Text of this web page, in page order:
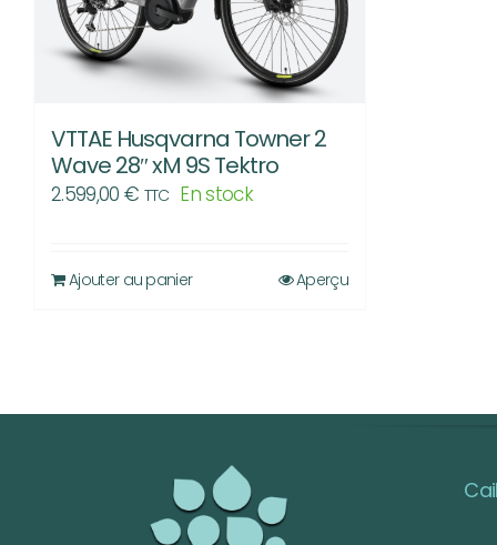
VTTAE Husqvarna Towner 2
Wave 28″ xM 9S Tektro
2.599,00 € TTC En stock
Ajouter au panier Aperçu